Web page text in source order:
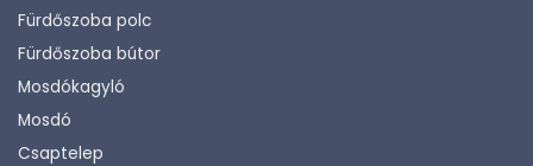
Fürdőszoba polc
Fürdőszoba bútor
Mosdókagyló
Mosdó
Csaptelep